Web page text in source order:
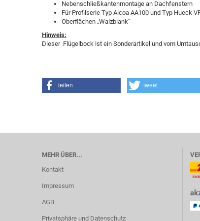
Nebenschließkantenmontage an Dachfenstern
Für Profilserie Typ Alcoa AA100 und Typ Hueck
Oberflächen „Walzblank“
Hinweis:
Dieser Flügelbock ist ein Sonderartikel und vom
teilen tweet
MEHR ÜBER...
Kontakt
Impressum
AGB
Privatsphäre und Datenschutz